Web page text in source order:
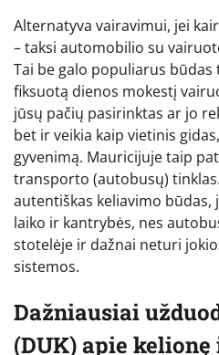
Alternatyva vairavimui, jei
– taksi automobilio su
Tai be galo populiarus
fiksuotą dienos mokestį
jūsų pačių pasirinktas ar jo
bet ir veikia kaip vietinis
gyvenimą. Mauricijuje taip
transporto (autobusų)
autentiškas keliavimo būdas,
laiko ir kantrybės, nes
stotelėje ir dažnai neturi
sistemos.
Dažniausiai
(DUK) apie